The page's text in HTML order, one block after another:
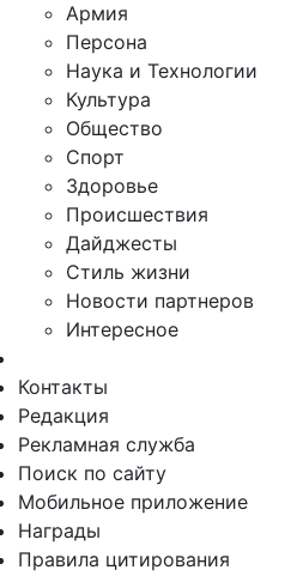
Армия
Персона
Наука и Технологии
Культура
Общество
Спорт
Здоровье
Происшествия
Дайджесты
Стиль жизни
Новости партнеров
Интересное
Контакты
Редакция
Рекламная служба
Поиск по сайту
Мобильное приложение
Награды
Правила цитирования